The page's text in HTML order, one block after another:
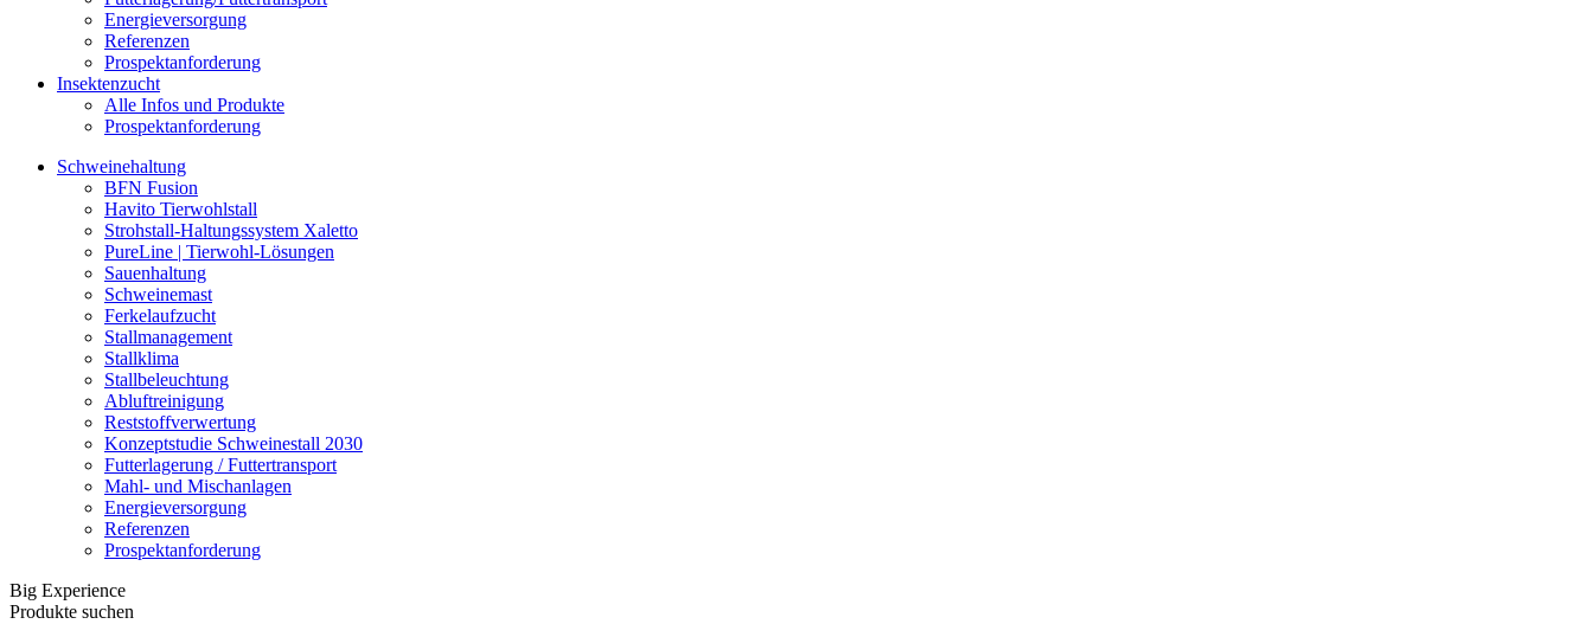
Energieversorgung
Referenzen
Prospektanforderung
Insektenzucht
Alle Infos und Produkte
Prospektanforderung
Schweinehaltung
BFN Fusion
Havito Tierwohlstall
Strohstall-Haltungssystem Xaletto
PureLine | Tierwohl-Lösungen
Sauenhaltung
Schweinemast
Ferkelaufzucht
Stallmanagement
Stallklima
Stallbeleuchtung
Abluftreinigung
Reststoffverwertung
Konzeptstudie Schweinestall 2030
Futterlagerung / Futtertransport
Mahl- und Mischanlagen
Energieversorgung
Referenzen
Prospektanforderung
Big Experience
Produkte suchen